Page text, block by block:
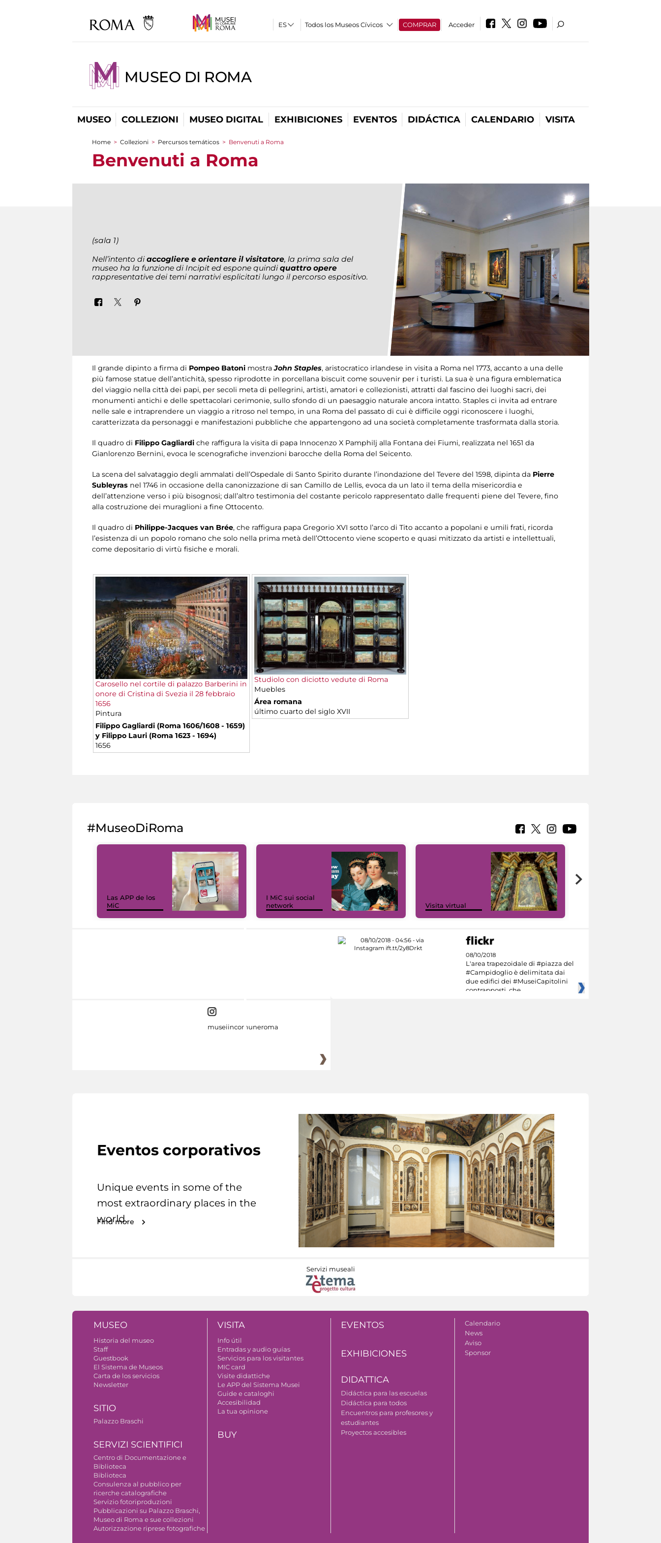
Todos los Museos Cívicos COMPRAR Acceder
MUSEO DI ROMA
MUSEO COLLEZIONI MUSEO DIGITAL EXHIBICIONES EVENTOS DIDÁCTICA CALENDARIO VISITA
You are here
Home > Collezioni > Percursos temáticos > Benvenuti a Roma
Benvenuti a Roma
(sala 1)
Nell’intento di accogliere e orientare il visitatore, la prima sala del
museo ha la funzione di Incipit ed espone quindi quattro opere
rappresentative dei temi narrativi esplicitati lungo il percorso espositivo.
Il grande dipinto a firma di Pompeo Batoni mostraJohn Staples, aristocratico irlandese in visita a Roma nel 1773, accanto a una delle
più famose statue dell’antichità, spesso riprodotte in porcellana biscuit come souvenir per i turisti. La sua è una figura emblematica
del viaggio nella città dei papi, per secoli meta di pellegrini, artisti, amatori e collezionisti, attratti dal fascino dei luoghi sacri, dei
monumenti antichi e delle spettacolari cerimonie, sullo sfondo di un paesaggio naturale ancora intatto. Staples ci invita ad entrare
nelle sale e intraprendere un viaggio a ritroso nel tempo, in una Roma del passato di cui è difficile oggi riconoscere i luoghi,
caratterizzata da personaggi e manifestazioni pubbliche che appartengono ad una società completamente trasformata dalla storia.
Il quadro di Filippo Gagliardi che raffigura la visita di papa Innocenzo X Pamphilj alla Fontana dei Fiumi, realizzata nel 1651 da
Gianlorenzo Bernini, evoca le scenografiche invenzioni barocche della Roma del Seicento.
La scena del salvataggio degli ammalati dell’Ospedale di Santo Spirito durante l’inondazione del Tevere del 1598, dipinta da Pierre
Subleyras nel 1746 in occasione della canonizzazione di san Camillo de Lellis, evoca da un lato il tema della misericordia e
dell’attenzione verso i più bisognosi; dall’altro testimonia del costante pericolo rappresentato dalle frequenti piene del Tevere, fino
alla costruzione dei muraglioni a fine Ottocento.
Il quadro di Philippe-Jacques van Brée, che raffigura papa Gregorio XVI sotto l’arco di Tito accanto a popolani e umili frati, ricorda
l’esistenza di un popolo romano che solo nella prima metà dell’Ottocento viene scoperto e quasi mitizzato da artisti e intellettuali,
come depositario di virtù fisiche e morali.
Carosello nel cortile di palazzo Barberini in
onore di Cristina di Svezia il 28 febbraio
1656
Pintura
Filippo Gagliardi (Roma 1606/1608 - 1659)
y Filippo Lauri (Roma 1623 - 1694)
1656
Studiolo con diciotto vedute di Roma
Muebles
Área romana
último cuarto del siglo XVII
#MuseoDiRoma
Las APP de los
MiC
I MiC sui social
network
Visita virtual
08/10/2018
L'area trapezoidale di #piazza del
#Campidoglio è delimitata dai
due edifici dei #MuseiCapitolini
contrapposti, che
museiincomuneroma
Eventos corporativos
Unique events in some of the
most extraordinary places in the
world.
Find more
Servizi museali
MUSEO
Historia del museo
Staff
Guestbook
El Sistema de Museos
Carta de los servicios
Newsletter
SITIO
Palazzo Braschi
SERVIZI SCIENTIFICI
Centro di Documentazione e
Biblioteca
Biblioteca
Consulenza al pubblico per
ricerche catalografiche
Servizio fotoriproduzioni
Pubblicazioni su Palazzo Braschi,
Museo di Roma e sue collezioni
Autorizzazione riprese fotografiche
VISITA
Info útil
Entradas y audio guías
Servicios para los visitantes
MIC card
Visite didattiche
Le APP del Sistema Musei
Guide e cataloghi
Accesibilidad
La tua opinione
BUY
EVENTOS
EXHIBICIONES
DIDATTICA
Didáctica para las escuelas
Didáctica para todos
Encuentros para profesores y
estudiantes
Proyectos accesibles
Calendario
News
Aviso
Sponsor